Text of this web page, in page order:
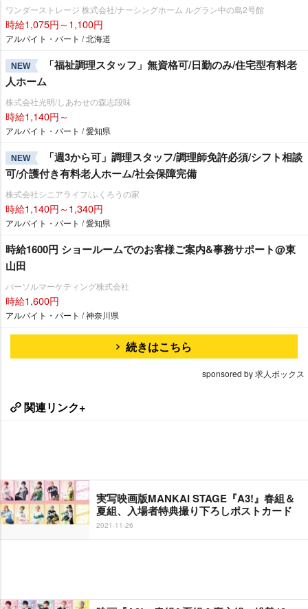
ワンダーストレージ 株式会社/ナーシングホーム ルグラン中の島2号館
時給1,075円～1,100円
アルバイト・パート / 北海道
NEW
「福祉調理スタッフ」無資格可/日勤のみ/住宅型有料老
人ホーム
株式会社光明/しあわせの森志段味
時給1,140円～
アルバイト・パート / 愛知県
NEW
「週3から可」調理スタッフ/調理師免許必須/シフト相談
可/介護付き有料老人ホーム/社会保障完備
株式会社シニアライフ/ふくろうの家
時給1,140円～1,340円
アルバイト・パート / 愛知県
時給1600円 ショールームでのお客様ご案内&事務サポート@東
山田
パーソルマーケティング株式会社
時給1,600円
アルバイト・パート / 神奈川県
続きはこちら
sponsored by 求人ボックス
関連リンク+
実写映画版MANKAI STAGE『A3!』春組＆
夏組、入場者特典撮り下ろしポストカード
2021-11-26